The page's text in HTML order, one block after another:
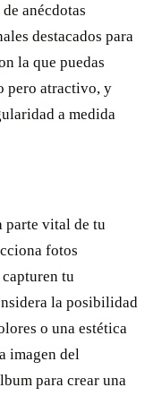
anécdotas
destacados para
la que puedas
pero atractivo, y
a medida
parte vital de tu
fotos
tu
la posibilidad
o una estética
imagen del
para crear una